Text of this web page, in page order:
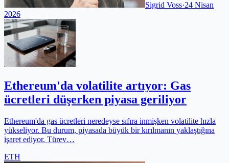
Sigrid Voss·24 Nisan
2026
Ethereum'da volatilite artıyor: Gas
ücretleri düşerken piyasa geriliyor
Ethereum'da gas ücretleri neredeyse sıfıra inmişken volatilite hızla
yükseliyor. Bu durum, piyasada büyük bir kırılmanın yaklaştığına
işaret ediyor. Türev…
ETH